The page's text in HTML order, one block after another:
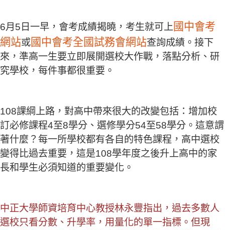
6月5日一早，會考成績揭曉，考生就可上 國中會考
網站或國中會考全國試務會網站查詢成績。接下
來，準高一生要立即展開選校大作戰，落點分析、研
究學校，每件事都很重要。
108課綱上路，對高中帶來很大的改變包括：增加校
訂必修課程4至8學分、選修學分54至58學分。這意謂
著什麼？每一所學校都有各自的特色課程，高中選校
變得比過去重要，這是108學年度之後升上高中的家
長和學生必須知道的重要變化。
中正大學師資培育中心教授林永豐指出，過去多數人
選校只看分數、升學率，用量化的單一指標。但現